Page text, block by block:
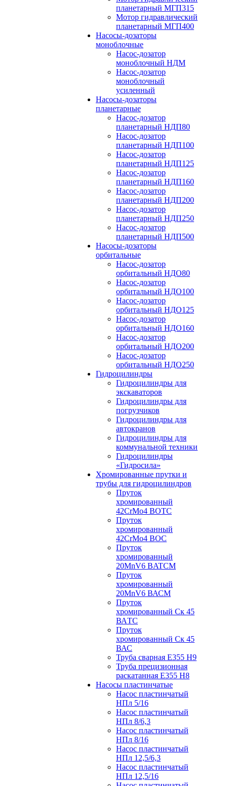
планетарный МГП315
Мотор гидравлический
планетарный МГП400
Насосы-дозаторы
моноблочные
Насос-дозатор
моноблочный НДМ
Насос-дозатор
моноблочный
усиленный
Насосы-дозаторы
планетарные
Насос-дозатор
планетарный НДП80
Насос-дозатор
планетарный НДП100
Насос-дозатор
планетарный НДП125
Насос-дозатор
планетарный НДП160
Насос-дозатор
планетарный НДП200
Насос-дозатор
планетарный НДП250
Насос-дозатор
планетарный НДП500
Насосы-дозаторы
орбитальные
Насос-дозатор
орбитальный НДО80
Насос-дозатор
орбитальный НДО100
Насос-дозатор
орбитальный НДО125
Насос-дозатор
орбитальный НДО160
Насос-дозатор
орбитальный НДО200
Насос-дозатор
орбитальный НДО250
Гидроцилиндры
Гидроцилиндры для
экскаваторов
Гидроцилиндры для
погрузчиков
Гидроцилиндры для
автокранов
Гидроцилиндры для
коммунальной техники
Гидроцилиндры
«Гидросила»
Хромированные прутки и
трубы для гидроцилиндров
Пруток
хромированный
42CrMo4 BOTC
Пруток
хромированный
42CrMo4 BOC
Пруток
хромированный
20MnV6 BATCM
Пруток
хромированный
20MnV6 ВАСM
Пруток
хромированный Ск 45
ВАTС
Пруток
хромированный Ск 45
ВАС
Труба сварная Е355 H9
Труба прецизионная
раскатанная E355 H8
Насосы пластинчатые
Насос пластинчатый
НПл 5/16
Насос пластинчатый
НПл 8/6,3
Насос пластинчатый
НПл 8/16
Насос пластинчатый
НПл 12,5/6,3
Насос пластинчатый
НПл 12,5/16